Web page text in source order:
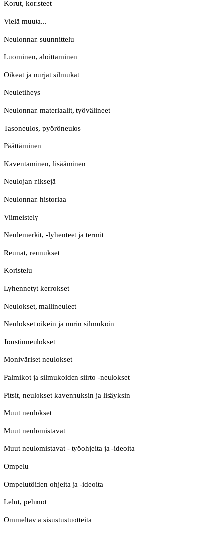
Korut, koristeet
Vielä muuta...
Neulonnan suunnittelu
Luominen, aloittaminen
Oikeat ja nurjat silmukat
Neuletiheys
Neulonnan materiaalit, työvälineet
Tasoneulos, pyöröneulos
Päättäminen
Kaventaminen, lisääminen
Neulojan niksejä
Neulonnan historiaa
Viimeistely
Neulemerkit, -lyhenteet ja termit
Reunat, reunukset
Koristelu
Lyhennetyt kerrokset
Neulokset, mallineuleet
Neulokset oikein ja nurin silmukoin
Joustinneulokset
Moniväriset neulokset
Palmikot ja silmukoiden siirto -neulokset
Pitsit, neulokset kavennuksin ja lisäyksin
Muut neulokset
Muut neulomistavat
Muut neulomistavat - työohjeita ja -ideoita
Ompelu
Ompelutöiden ohjeita ja -ideoita
Lelut, pehmot
Ommeltavia sisustustuotteita